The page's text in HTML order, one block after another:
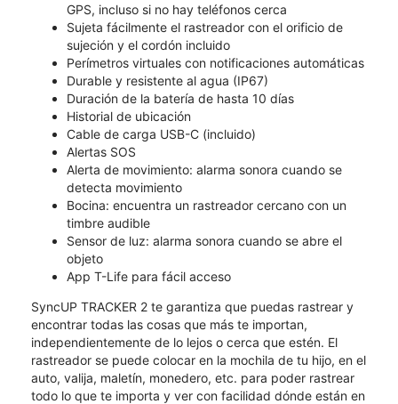
GPS, incluso si no hay teléfonos cerca
Sujeta fácilmente el rastreador con el orificio de
sujeción y el cordón incluido
Perímetros virtuales con notificaciones automáticas
Durable y resistente al agua (IP67)
Duración de la batería de hasta 10 días
Historial de ubicación
Cable de carga USB-C (incluido)
Alertas SOS
Alerta de movimiento: alarma sonora cuando se
detecta movimiento
Bocina: encuentra un rastreador cercano con un
timbre audible
Sensor de luz: alarma sonora cuando se abre el
objeto
App T-Life para fácil acceso
SyncUP TRACKER 2 te garantiza que puedas rastrear y
encontrar todas las cosas que más te importan,
independientemente de lo lejos o cerca que estén. El
rastreador se puede colocar en la mochila de tu hijo, en el
auto, valija, maletín, monedero, etc. para poder rastrear
todo lo que te importa y ver con facilidad dónde están en